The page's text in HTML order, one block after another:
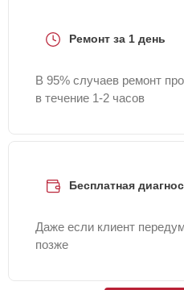
Ремонт за 1 день
В 95% случаев ремонт
в течение 1-2 часов
Бесплатная
Даже если клиент
позже